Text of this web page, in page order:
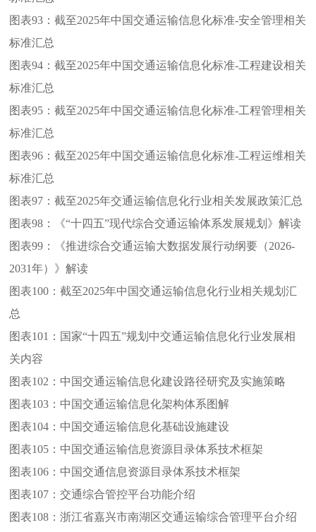
图表93：截至2025年中国交通运输信息化标准-安全管理相关
标准汇总
图表94：截至2025年中国交通运输信息化标准-工程建设相关
标准汇总
图表95：截至2025年中国交通运输信息化标准-工程管理相关
标准汇总
图表96：截至2025年中国交通运输信息化标准-工程运维相关
标准汇总
图表97：截至2025年交通运输信息化行业相关发展政策汇总
图表98：
《“十四五”现代综合交通运输体系发展规划》解读
图表99：
《推进综合交通运输大数据发展行动纲要（2026-
2031年）》解读
图表100：截至2025年中国交通运输信息化行业相关规划汇
总
图表101： 国家“十四五”规划中交通运输信息化行业发展相
关内容
图表102： 中国交通运输信息化建设路径研究及实施策略
图表103： 中国交通运输信息化架构体系图解
图表104： 中国交通运输信息化基础设施建设
图表105： 中国交通运输信息资源目录体系技术框架
图表106： 中国交通信息资源目录体系技术框架
图表107：交通综合管控平台功能介绍
图表108：浙江省嘉兴市南湖区交通运输综合管理平台介绍